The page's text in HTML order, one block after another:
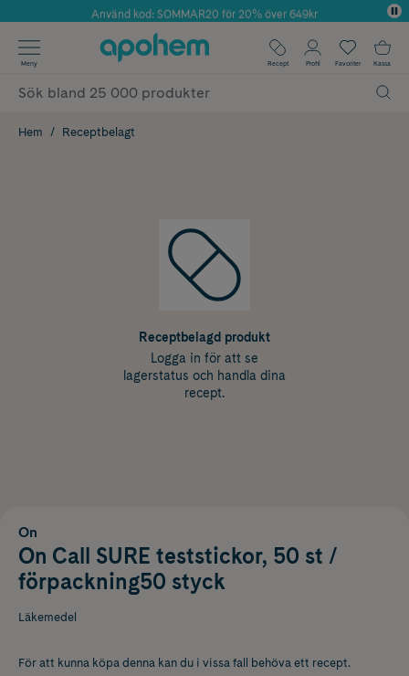
Årets Butik 2025 inom Skönhet
Använd kod: SOMMAR20 för 20% över 649kr
✓ Fri frakt
✓ Poäng på alla köp*
Meny Recept Profil Favoriter Kassa
Hem Receptbelagt
Receptbelagd produkt
Logga in för att se
lagerstatus och handla dina
recept.
On
On Call SURE teststickor, 50 st /
förpackning50 styck
Läkemedel
För att kunna köpa denna kan du i vissa fall behöva ett recept.